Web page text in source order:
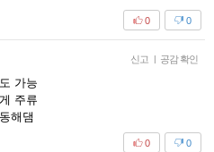
0
0
신고 | 공감 확인
가능
주류
해댐
0
0